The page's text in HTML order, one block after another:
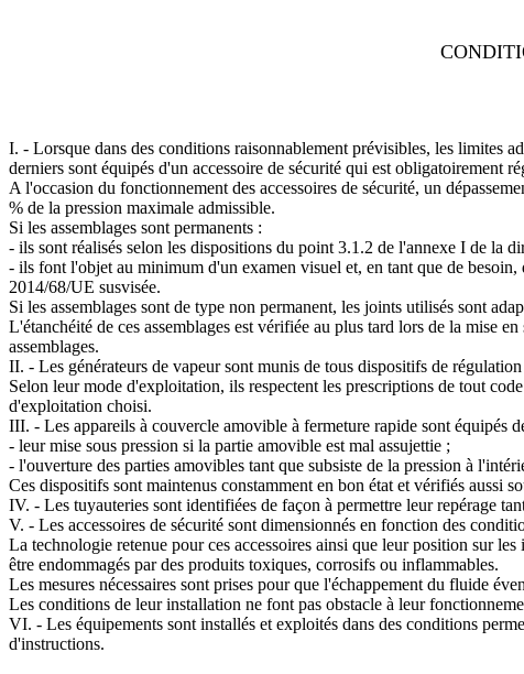
I. - Lorsque dans des conditions raisonnablement prévisibles, les limites
derniers sont équipés d'un accessoire de sécurité qui est obligatoirement
A l'occasion du fonctionnement des accessoires de sécurité, un
% de la pression maximale admissible.
Si les assemblages sont permanents :
- ils sont réalisés selon les dispositions du point 3.1.2 de l'annexe I de la
- ils font l'objet au minimum d'un examen visuel et, en tant que de
2014/68/UE susvisée.
Si les assemblages sont de type non permanent, les joints utilisés sont
L'étanchéité de ces assemblages est vérifiée au plus tard lors de la mise
assemblages.
II. - Les générateurs de vapeur sont munis de tous dispositifs de
Selon leur mode d'exploitation, ils respectent les prescriptions de tout
d'exploitation choisi.
III. - Les appareils à couvercle amovible à fermeture rapide sont équipés
- leur mise sous pression si la partie amovible est mal assujettie ;
- l'ouverture des parties amovibles tant que subsiste de la pression à
Ces dispositifs sont maintenus constamment en bon état et vérifiés aussi
IV. - Les tuyauteries sont identifiées de façon à permettre leur repérage
V. - Les accessoires de sécurité sont dimensionnés en fonction des
La technologie retenue pour ces accessoires ainsi que leur position sur
être endommagés par des produits toxiques, corrosifs ou inflammables.
Les mesures nécessaires sont prises pour que l'échappement du fluide
Les conditions de leur installation ne font pas obstacle à leur
VI. - Les équipements sont installés et exploités dans des conditions
d'instructions.